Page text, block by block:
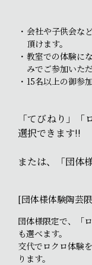
会社や子供会な
頂けます。
教室での体験に
みでご参加いただ
15名以上の御参
「てびねり」
選択できます!!
または、「団体
[団体様体験陶芸
団体様限定で、「
も選べます。
交代でロクロ体験
ります。